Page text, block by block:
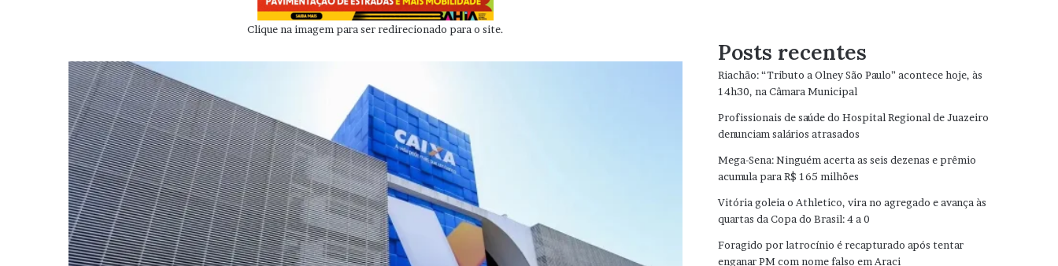
Clique na imagem para ser redirecionado para o site.
Posts recentes
Riachão: “Tributo a Olney São Paulo” acontece hoje, às
14h30, na Câmara Municipal
Profissionais de saúde do Hospital Regional de Juazeiro
denunciam salários atrasados
Mega-Sena: Ninguém acerta as seis dezenas e prêmio
acumula para R$ 165 milhões
Vitória goleia o Athletico, vira no agregado e avança às
quartas da Copa do Brasil: 4 a 0
Foragido por latrocínio é recapturado após tentar
enganar PM com nome falso em Araci